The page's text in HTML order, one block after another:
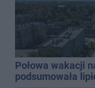
Połowa wakacji
podsumowała